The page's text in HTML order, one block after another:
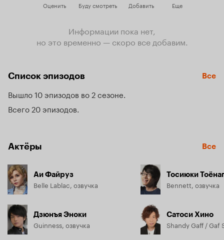
Оценить Буду смотреть Добавить Еще
Информации пока нет,
но это временно — скоро все добавим.
Список эпизодов Все
Вышло 10 эпизодов во 2 сезоне
Всего 20 эпизодов
Актёры Все
Аи Файруз
Belle Lablac, озвучка
Дзюнъя Эноки
Guinness, озвучка
Тосиюки
Bennett, озвучка
Сатоси Хино